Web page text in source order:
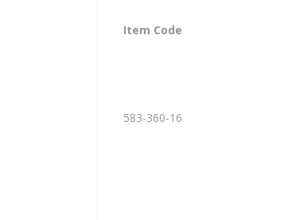
Item Code
583-360-16